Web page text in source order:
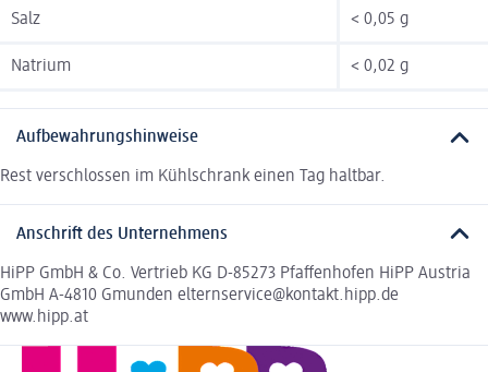
Salz < 0,05 g
Natrium < 0,02 g
Aufbewahrungshinweise
Rest verschlossen im Kühlschrank einen Tag haltbar.
Anschrift des Unternehmens
HiPP GmbH & Co. Vertrieb KG D-85273 Pfaffenhofen HiPP Austria
GmbH A-4810 Gmunden elternservice@kontakt.hipp.de
www.hipp.at